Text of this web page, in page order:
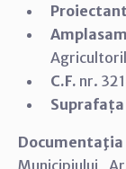
C.F. nr.
Documentaţia
Municipiului